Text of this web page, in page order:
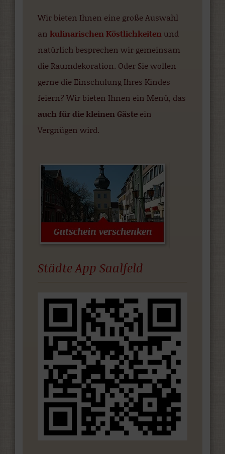
Wir bieten Ihnen eine große Auswahl
an kulinarischen Köstlichkeitenund
natürlich besprechen wir gemeinsam
die Raumdekoration. Oder Sie wollen
gerne die Einschulung Ihres Kindes
feiern? Wir bieten Ihnen ein Menü, das
auch für die kleinen Gäste ein
Vergnügen wird.
Städte App Saalfeld